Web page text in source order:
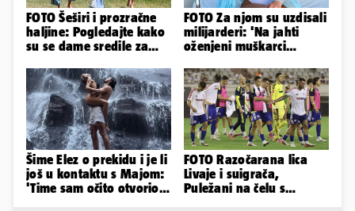
FOTO Šeširi i prozračne
haljine: Pogledajte kako
su se dame sredile za
FOTO Za njom su uzdisali
milijarderi: 'Na jahti
oženjeni muškarci
Šime Elez o prekidu i je li
još u kontaktu s Majom:
'Time sam očito otvorio
FOTO Razočarana lica
Livaje i suigrača,
Puležani na čelu s